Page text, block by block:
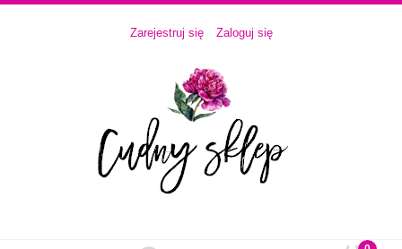
Zarejestruj się Zaloguj się